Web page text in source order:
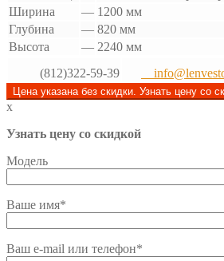
Ширина
— 1200 мм
Глубина
— 820 мм
Высота
— 2240 мм
(812)322-59-39
Цена указана без скидки. Узнать цену со
x
Узнать цену со скидкой
Модель
Ваше имя*
Ваш e-mail или телефон*